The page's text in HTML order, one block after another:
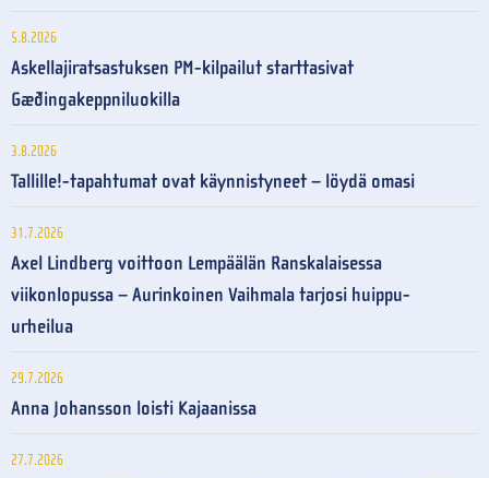
5.8.2026
Askellajiratsastuksen PM-kilpailut starttasivat
Gæðingakeppniluokilla
3.8.2026
Tallille!-tapahtumat ovat käynnistyneet – löydä omasi
31.7.2026
Axel Lindberg voittoon Lempäälän Ranskalaisessa
viikonlopussa – Aurinkoinen Vaihmala tarjosi huippu-
urheilua
29.7.2026
Anna Johansson loisti Kajaanissa
27.7.2026